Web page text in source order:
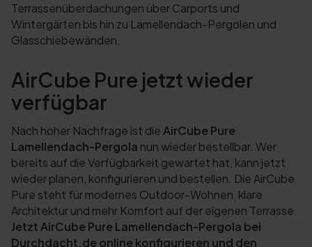
Terrassenüberdachungen über Carports und
Wintergärten bis hin zu Lamellendach-Pergolen und
Glasschiebewänden.
AirCube Pure jetzt wieder
verfügbar
Nach hoher Nachfrage ist die AirCube Pure
Lamellendach-Pergola nun wieder bestellbar. Wer
bereits auf die Verfügbarkeit gewartet hat, kann jetzt
wieder planen, konfigurieren und bestellen. Die AirCube
Pure steht für modernes Outdoor-Wohnen, klare
Architektur und mehr Komfort auf der eigenen Terrasse.
Jetzt AirCube Pure Lamellendach-Pergola bei
Durchdacht.de online konfigurieren und den